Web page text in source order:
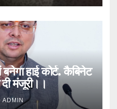
बनेगा हाई कोर्ट. कैबिनेट
मंजूरी।।
ADMIN